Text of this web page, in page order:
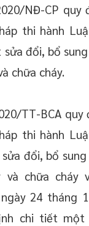
NĐ-CP quy
thi hành
sửa đổi, bổ
chữa cháy.
TT-BCA
thi hành
đổi, bổ
và chữa cháy
24 tháng
chi tiết một